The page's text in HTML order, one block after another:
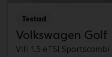
Testad
Volkswagen Golf
VIII 1.5 eTSI Sportscombi